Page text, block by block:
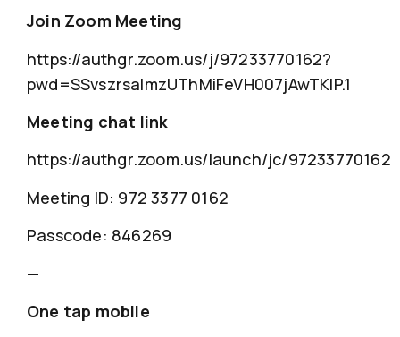
Join Zoom Meeting
https://authgr.zoom.us/j/97233770162?
pwd=SSvszrsaImzUThMiFeVH007jAwTKIP.1
Meeting chat link
https://authgr.zoom.us/launch/jc/97233770162
Meeting ID: 972 3377 0162
Passcode: 846269
—
One tap mobile